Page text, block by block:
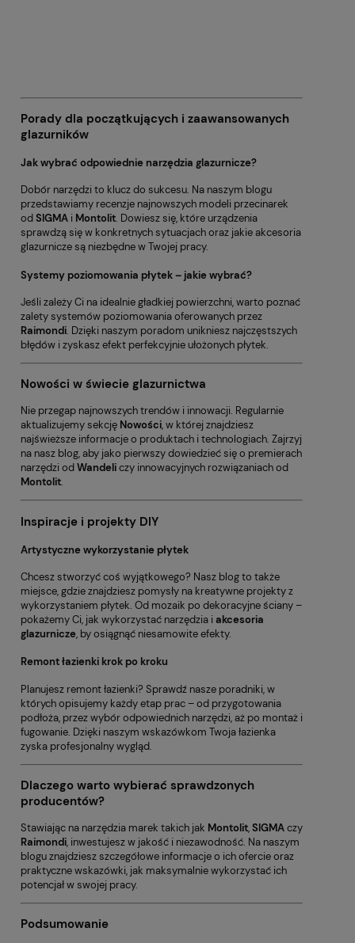
Porady dla początkujących i zaawansowanych
glazurników
Jak wybrać odpowiednie narzędzia glazurnicze?
Dobór narzędzi to klucz do sukcesu. Na naszym blogu
przedstawiamy recenzje najnowszych modeli przecinarek
odSIGMA i Montolit. Dowiesz się, które urządzenia
sprawdzą się w konkretnych sytuacjach oraz jakie akcesoria
glazurnicze są niezbędne w Twojej pracy.
Systemy poziomowania płytek – jakie wybrać?
Jeśli zależy Ci na idealnie gładkiej powierzchni, warto poznać
zalety systemów poziomowania oferowanych przez
Raimondi. Dzięki naszym poradom unikniesz najczęstszych
błędów i zyskasz efekt perfekcyjnie ułożonych płytek.
Nowości w świecie glazurnictwa
Nie przegap najnowszych trendów i innowacji. Regularnie
aktualizujemy sekcję Nowości, w której znajdziesz
najświeższe informacje o produktach i technologiach. Zajrzyj
na nasz blog, aby jako pierwszy dowiedzieć się o premierach
narzędzi odWandeliczy innowacyjnych rozwiązaniach od
Montolit.
Inspiracje i projekty DIY
Artystyczne wykorzystanie płytek
Chcesz stworzyć coś wyjątkowego? Nasz blog to także
miejsce, gdzie znajdziesz pomysły na kreatywne projekty z
wykorzystaniem płytek. Od mozaik po dekoracyjne ściany –
pokażemy Ci, jak wykorzystać narzędzia i akcesoria
glazurnicze, by osiągnąć niesamowite efekty.
Remont łazienki krok po kroku
Planujesz remont łazienki? Sprawdź nasze poradniki, w
których opisujemy każdy etap prac – od przygotowania
podłoża, przez wybór odpowiednich narzędzi, aż po montaż i
fugowanie. Dzięki naszym wskazówkom Twoja łazienka
zyska profesjonalny wygląd.
Dlaczego warto wybierać sprawdzonych
producentów?
Stawiając na narzędzia marek takich jak Montolit,SIGMAczy
Raimondi, inwestujesz w jakość i niezawodność. Na naszym
blogu znajdziesz szczegółowe informacje o ich ofercie oraz
praktyczne wskazówki, jak maksymalnie wykorzystać ich
potencjał w swojej pracy.
Podsumowanie